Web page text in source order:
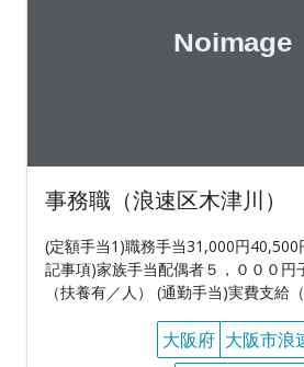
事務職（浪速区木津川）
(定額手当1)職務手当31,000円40,500
記事項)家族手当配偶者５，０００円
（扶養有／人） (通勤手当)実費支給
大阪府 大阪市浪